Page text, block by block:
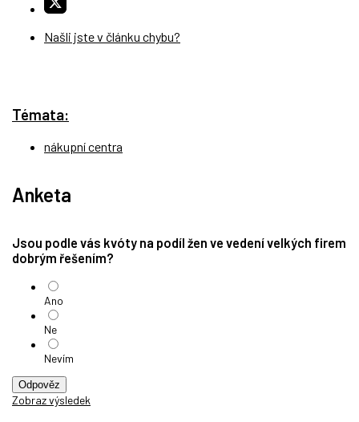
Našli jste v článku chybu?
Témata:
nákupní centra
Anketa
Jsou podle vás kvóty na podíl žen ve vedení velkých firem
dobrým řešením?
Ano
Ne
Nevím
Odpověz
Zobraz výsledek